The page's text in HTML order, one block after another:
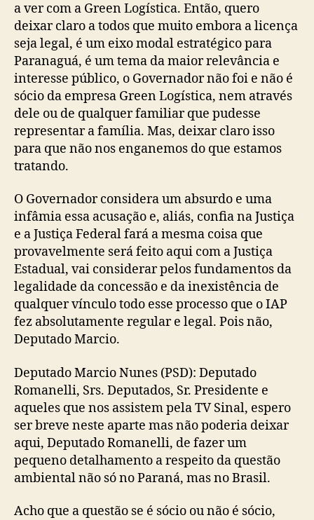
a ver com a Green Logística. Então, quero
deixar claro a todos que muito embora a licença
seja legal, é um eixo modal estratégico para
Paranaguá, é um tema da maior relevância e
interesse público, o Governador não foi e não é
sócio da empresa Green Logística, nem através
dele ou de qualquer familiar que pudesse
representar a família. Mas, deixar claro isso
para que não nos enganemos do que estamos
tratando.
O Governador considera um absurdo e uma
infâmia essa acusação e, aliás, confia na Justiça
e a Justiça Federal fará a mesma coisa que
provavelmente será feito aqui com a Justiça
Estadual, vai considerar pelos fundamentos da
legalidade da concessão e da inexistência de
qualquer vínculo todo esse processo que o IAP
fez absolutamente regular e legal. Pois não,
Deputado Marcio.
Deputado Marcio Nunes (PSD): Deputado
Romanelli, Srs. Deputados, Sr. Presidente e
aqueles que nos assistem pela TV Sinal, espero
ser breve neste aparte mas não poderia deixar
aqui, Deputado Romanelli, de fazer um
pequeno detalhamento a respeito da questão
ambiental não só no Paraná, mas no Brasil.
Acho que a questão se é sócio ou não é sócio,